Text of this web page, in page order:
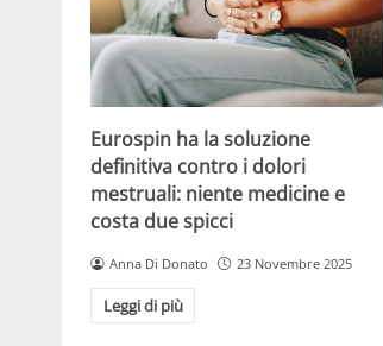
Eurospin ha la soluzione
definitiva contro i dolori
mestruali: niente medicine e
costa due spicci
Anna Di Donato 23 Novembre 2025
Leggi di più